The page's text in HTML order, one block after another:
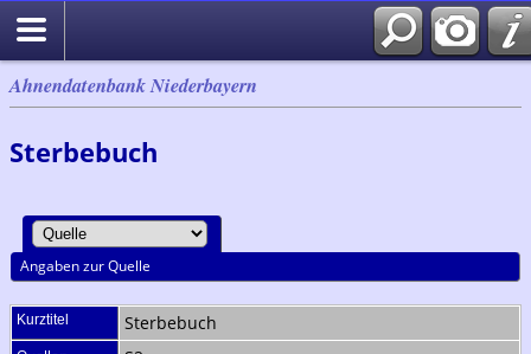
Ahnendatenbank Niederbayern
Sterbebuch
Angaben zur Quelle
Kurztitel Sterbebuch